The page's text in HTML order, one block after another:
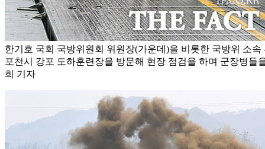
한기호 국회 국방위원회 위원장(가운데)을 비롯한 국방위 소
포천시 강포 도하훈련장을 방문해 현장 점검을 하며 군장병들
희 기자